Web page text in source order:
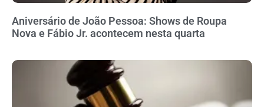
Aniversário de João Pessoa: Shows de Roupa
Nova e Fábio Jr. acontecem nesta quarta